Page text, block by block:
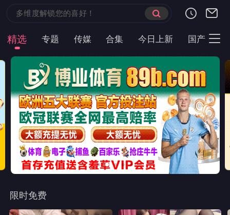
首页 现代言情 都市短剧 云短榜单 最近更新